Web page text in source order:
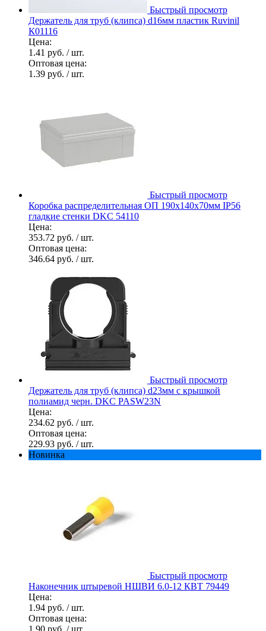
Быстрый просмотр
Держатель для труб (клипса) d16мм пластик Ruvinil
К01116
Цена:
1.41 руб. / шт.
Оптовая цена:
1.39 руб. / шт.
Быстрый просмотр
Коробка распределительная ОП 190х140х70мм IP56
гладкие стенки DKC 54110
Цена:
353.72 руб. / шт.
Оптовая цена:
346.64 руб. / шт.
Быстрый просмотр
Держатель для труб (клипса) d23мм с крышкой
полиамид черн. DKC PASW23N
Цена:
234.62 руб. / шт.
Оптовая цена:
229.93 руб. / шт.
Новинка
Быстрый просмотр
Наконечник штыревой НШВИ 6.0-12 КВТ 79449
Цена:
1.94 руб. / шт.
Оптовая цена:
1.90 руб. / шт.